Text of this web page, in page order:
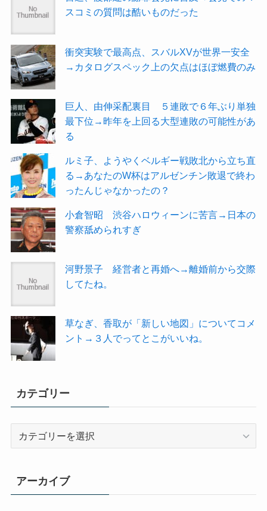
スコミの質問は酷いものだった
衝突実験で最高点、スバルXVが世界一安全
→カタログスペック上の欠点はほぼ燃費のみ
巨人、由伸采配裏目 ５連敗で６年ぶり単独
最下位→昨年を上回る大型連敗の可能性があ
る
ルミ子、ようやくベルギー戦敗北から立ち直
る→あなたのW杯はアルゼンチン敗退で終わ
ったんじゃなかったの？
小倉智昭 渋谷ハロウィーンに苦言→日本の
警察舐められすぎ
河野景子 経営者と再婚へ→離婚前から交際
してたね。
草なぎ、香取が「新しい地図」についてコメ
ント→３人でってとこがいいね。
カテゴリー
リ
ー
アーカイブ